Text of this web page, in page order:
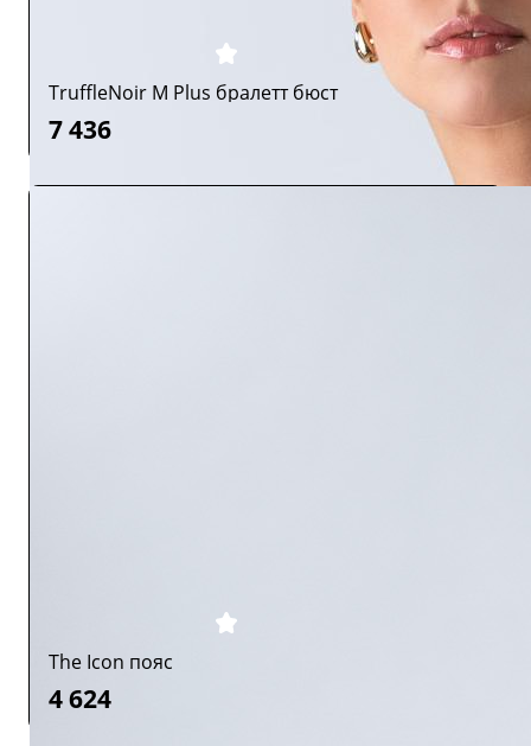
TruffleNoir M Plus бралетт бюст
7 436
The Icon пояс
4 624